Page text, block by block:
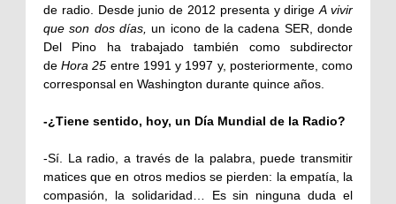
de radio. Desde junio de 2012 presenta y dirigeA vivir
que son dos días, un icono de la cadena SER, donde
Del Pino ha trabajado también como subdirector
deHora 25 entre 1991 y 1997 y, posteriormente, como
corresponsal en Washington durante quince años.
-¿Tiene sentido, hoy, un Día Mundial de la Radio?
-Sí. La radio, a través de la palabra, puede transmitir
matices que en otros medios se pierden: la empatía, la
compasión, la solidaridad… Es sin ninguna duda el